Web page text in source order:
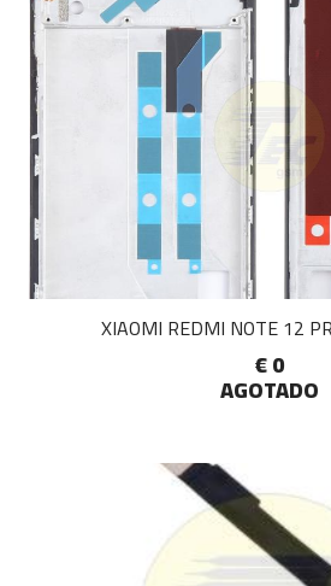
XIAOMI REDMI NOTE 12
€ 0
AGOTADO